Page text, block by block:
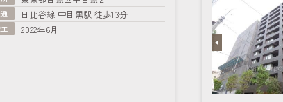
日比谷線 中目黒駅 徒歩13分
2022年6月